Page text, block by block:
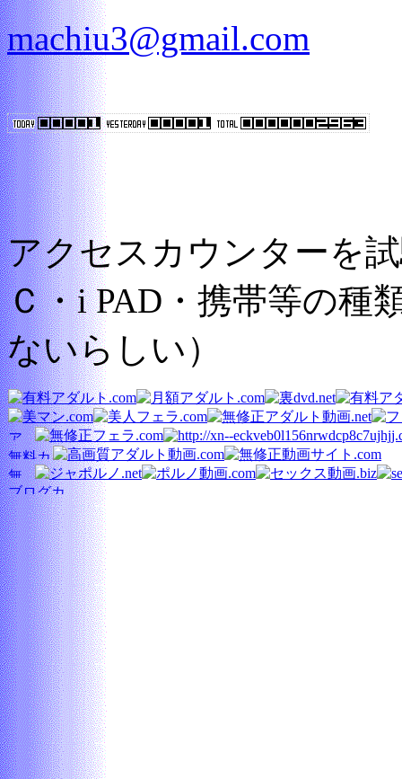
machiu3@gmail.com
アクセスカウンターを
Ｃ・i PAD・携帯等の種
ないらしい）